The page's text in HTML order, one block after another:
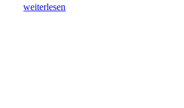
weiterlesen